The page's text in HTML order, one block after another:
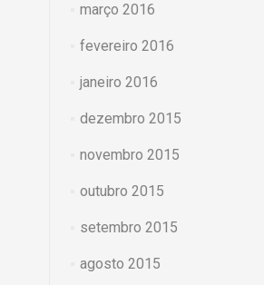
março 2016
fevereiro 2016
janeiro 2016
dezembro 2015
novembro 2015
outubro 2015
setembro 2015
agosto 2015